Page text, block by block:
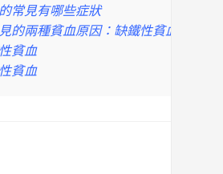
常見有哪些症狀
的兩種貧血原因：缺鐵性貧血、海洋
貧血
貧血